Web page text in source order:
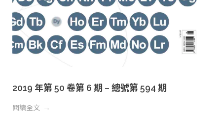
2019 年第 50 卷第 6 期 – 總號第 594 期
閱讀全文